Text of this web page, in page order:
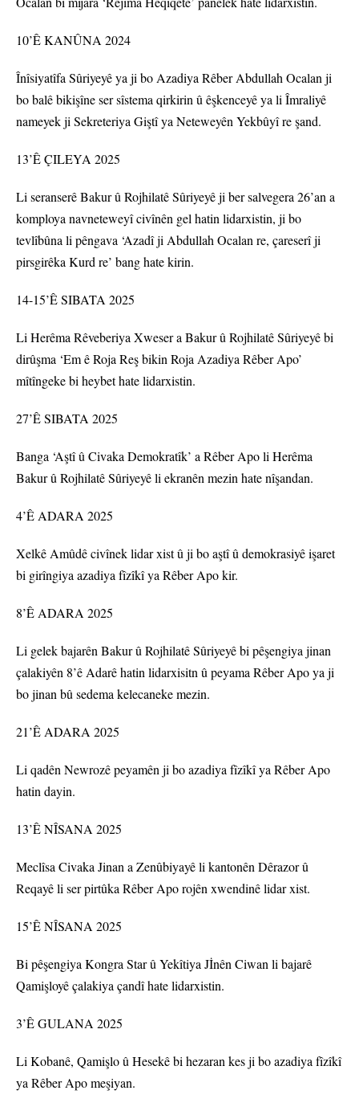
10’Ê KANÛNA 2024
Înîsiyatîfa Sûriyeyê ya ji bo Azadiya Rêber Abdullah Ocalan ji
bo balê bikişîne ser sîstema qirkirin û êşkenceyê ya li Îmraliyê
nameyek ji Sekreteriya Giştî ya Neteweyên Yekbûyî re şand.
13’Ê ÇILEYA 2025
Li seranserê Bakur û Rojhilatê Sûriyeyê ji ber salvegera 26’an a
komploya navneteweyî civînên gel hatin lidarxistin, ji bo
tevlîbûna li pêngava ‘Azadî ji Abdullah Ocalan re, çareserî ji
pirsgirêka Kurd re’ bang hate kirin.
14-15’Ê SIBATA 2025
Li Herêma Rêveberiya Xweser a Bakur û Rojhilatê Sûriyeyê bi
dirûşma ‘Em ê Roja Reş bikin Roja Azadiya Rêber Apo’
mîtîngeke bi heybet hate lidarxistin.
27’Ê SIBATA 2025
Banga ‘Aştî û Civaka Demokratîk’ a Rêber Apo li Herêma
Bakur û Rojhilatê Sûriyeyê li ekranên mezin hate nîşandan.
4’Ê ADARA 2025
Xelkê Amûdê civînek lidar xist û ji bo aştî û demokrasiyê işaret
bi girîngiya azadiya fîzîkî ya Rêber Apo kir.
8’Ê ADARA 2025
Li gelek bajarên Bakur û Rojhilatê Sûriyeyê bi pêşengiya jinan
çalakiyên 8’ê Adarê hatin lidarxisitn û peyama Rêber Apo ya ji
bo jinan bû sedema kelecaneke mezin.
21’Ê ADARA 2025
Li qadên Newrozê peyamên ji bo azadiya fîzîkî ya Rêber Apo
hatin dayin.
13’Ê NÎSANA 2025
Meclîsa Civaka Jinan a Zenûbiyayê li kantonên Dêrazor û
Reqayê li ser pirtûka Rêber Apo rojên xwendinê lidar xist.
15’Ê NÎSANA 2025
Bi pêşengiya Kongra Star û Yekîtiya Jİnên Ciwan li bajarê
Qamişloyê çalakiya çandî hate lidarxistin.
3’Ê GULANA 2025
Li Kobanê, Qamişlo û Hesekê bi hezaran kes ji bo azadiya fîzîkî
ya Rêber Apo meşiyan.